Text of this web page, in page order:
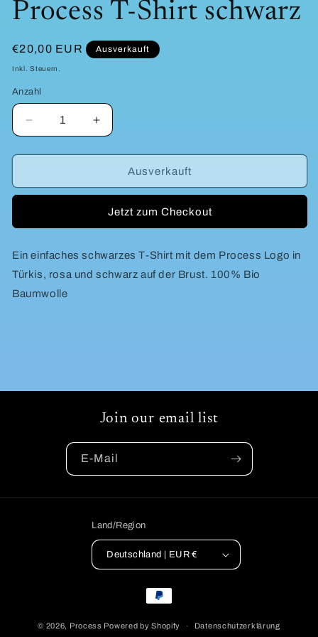
in
Modal
Process T-Shirt schwarz
Normaler
Preis
€20,00 EUR Ausverkauft
Inkl. Steuern.
Anzahl
Verringere
die
Menge
Process
schwarz
Erhöhe
die
Menge
Process
Shirt
schwarz
Ausverkauft
Jetzt zum Checkout
Ein einfaches schwarzes T-Shirt mit dem Process Logo in
Türkis, rosa und schwarz auf der Brust. 100% Bio
Baumwolle
Join our email list
E-Mail
Land/Region
Deutschland | EUR €
Zahlungsmethoden
© 2026, Process Powered by Shopify Datenschutzerklärung